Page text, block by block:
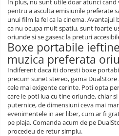
In plus, nu sunt utile doar atunci cand
pentru a asculta emisiunile preferate
unui film la fel ca la cinema.
ca nu ocupa mult spatiu, sunt foarte
oriunde si se gasesc la preturi
Boxe portabile
muzica preferata
Indiferent daca iti doresti boxe
precum sunet stereo, gama
cele mai exigente cerinte. Poti opta
care le poti lua cu tine oriunde, chiar
puternice, de dimensiuni ceva mai
evenimentele in aer liber, cum ar fi
pe plaja. Comanda acum de pe
procedeu de retur simplu.